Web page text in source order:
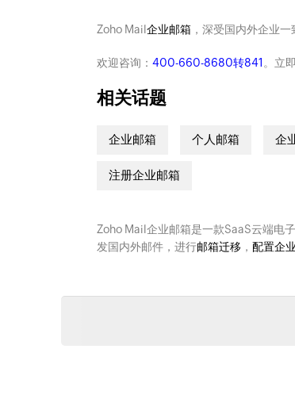
Zoho Mail企业邮箱，深受国内外企业一
欢迎咨询： 400-660-8680转841 。立
相关话题
企业邮箱 个人邮箱 企
注册企业邮箱
Zoho Mail企业邮箱是一款SaaS云端电
发国内外邮件，进行邮箱迁移 ， 配置企